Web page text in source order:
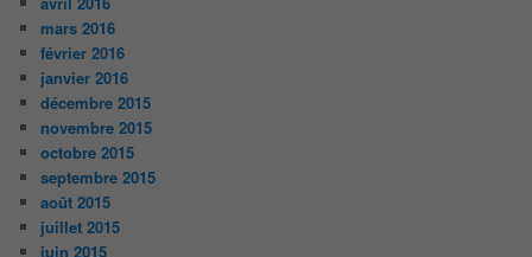
mars 2016
février 2016
janvier 2016
décembre 2015
novembre 2015
octobre 2015
septembre 2015
août 2015
juillet 2015
juin 2015